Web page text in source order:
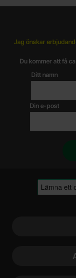
Jag önskar
Du kommer att få
Ditt namn
Din e-post